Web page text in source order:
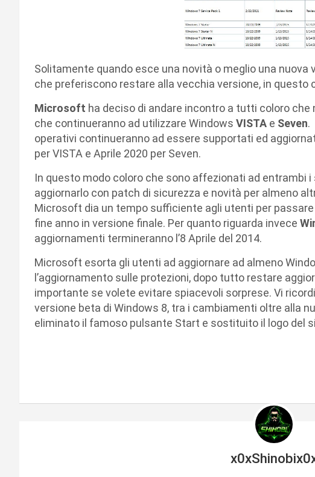
Solitamente quando esce una novità o meglio una nuova
che preferiscono restare alla vecchia versione, in questo
Microsoft ha deciso di andare incontro a tutti coloro
che continueranno ad utilizzare Windows VISTA e Seven.
operativi continueranno ad essere supportati ed
per VISTA e Aprile 2020 per Seven.
In questo modo coloro che sono affezionati ad entrambi
aggiornarlo con patch di sicurezza e novità per almeno
Microsoft dia un tempo sufficiente agli utenti per
fine anno in versione finale. Per quanto riguarda invece
aggiornamenti termineranno l’8 Aprile del 2014.
Microsoft esorta gli utenti ad aggiornare ad almeno
l’aggiornamento sulle protezioni, dopo tutto restare
importante se volete evitare spiacevoli sorprese. Vi
versione beta di Windows 8, tra i cambiamenti oltre alla
eliminato il famoso pulsante Start e sostituito il logo del